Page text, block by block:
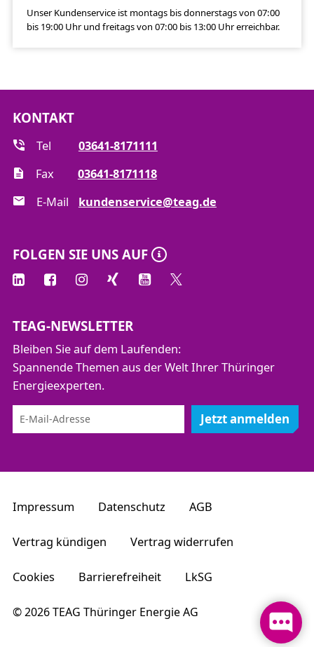
Unser Kundenservice ist montags bis donnerstags von 07:00
bis 19:00 Uhr und freitags von 07:00 bis 13:00 Uhr erreichbar.
KONTAKT
Tel
03641-8171111
Fax
03641-8171118
E-Mail
kundenservice@teag.de
FOLGEN SIE UNS AUF
TEAG-NEWSLETTER
Bleiben Sie auf dem Laufenden:
Spannende Themen aus der Welt Ihrer Thüringer
Energieexperten.
Jetzt anmelden
Impressum Datenschutz AGB
Vertrag kündigen Vertrag widerrufen
Cookies Barrierefreiheit LkSG
© 2026 TEAG Thüringer Energie AG